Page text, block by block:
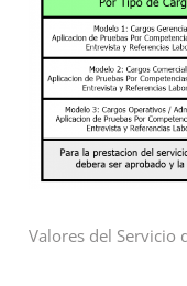
Valores del Servicio